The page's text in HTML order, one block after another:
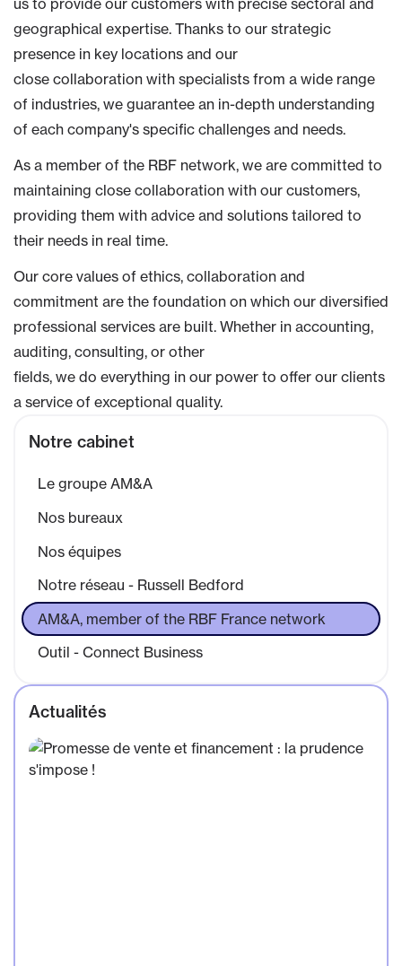
geographical expertise. Thanks to our strategic
presence in key locations and our
close collaboration with specialists from a wide range
of industries, we guarantee an in-depth understanding
of each company's specific challenges and needs.
As a member of the RBF network, we are committed to
maintaining close collaboration with our customers,
providing them with advice and solutions tailored to
their needs in real time.
Our core values of ethics, collaboration and
commitment are the foundation on which our diversified
professional services are built. Whether in accounting,
auditing, consulting, or other
fields, we do everything in our power to offer our clients
a service of exceptional quality.
Notre cabinet
Le groupe AM&A
Nos bureaux
Nos équipes
Notre réseau - Russell Bedford
AM&A, member of the RBF France network
Outil - Connect Business
Actualités